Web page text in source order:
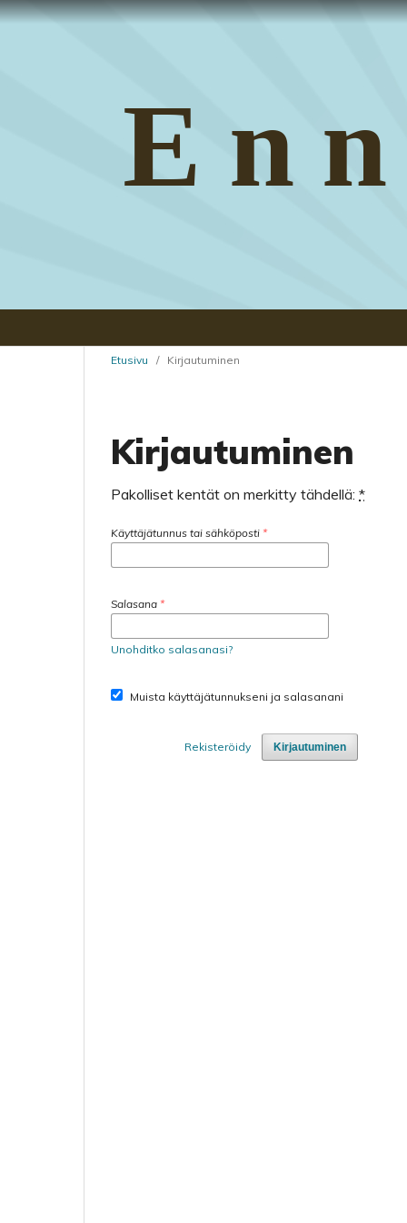
Etusivu / Kirjautuminen
Kirjautuminen
Pakolliset kentät on merkitty tähdellä: *
Käyttäjätunnus tai sähköposti *
Salasana *
Unohditko salasanasi?
Muista käyttäjätunnukseni ja salasanani
Kirjautuminen
Rekisteröidy